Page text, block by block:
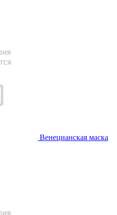
Венецианская маска